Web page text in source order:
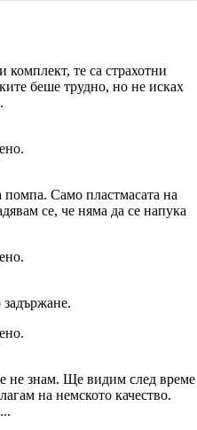
комплект, те са страхотни
беше трудно, но не исках
Само пластмасата на
се, че няма да се напука
не знам. Ще видим след време
на немското качество.